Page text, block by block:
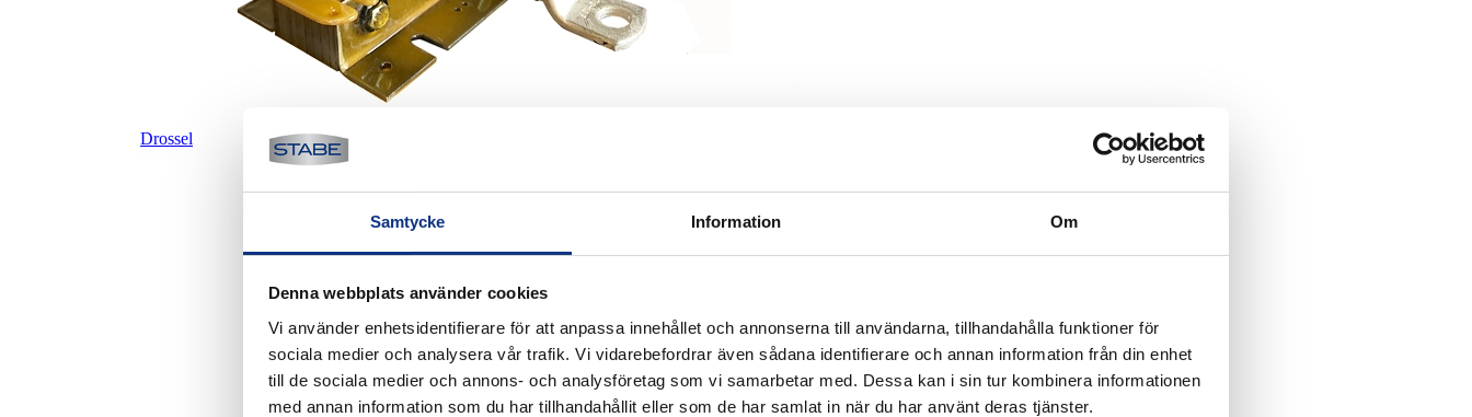
Samtycke Information Om
Denna webbplats använder cookies
Vi använder enhetsidentifierare för att anpassa innehållet och annonserna till användarna, tillhandahålla funktioner för
sociala medier och analysera vår trafik. Vi vidarebefordrar även sådana identifierare och annan information från din enhet
till de sociala medier och annons- och analysföretag som vi samarbetar med. Dessa kan i sin tur kombinera informationen
med annan information som du har tillhandahållit eller som de har samlat in när du har använt deras tjänster.
Drossel